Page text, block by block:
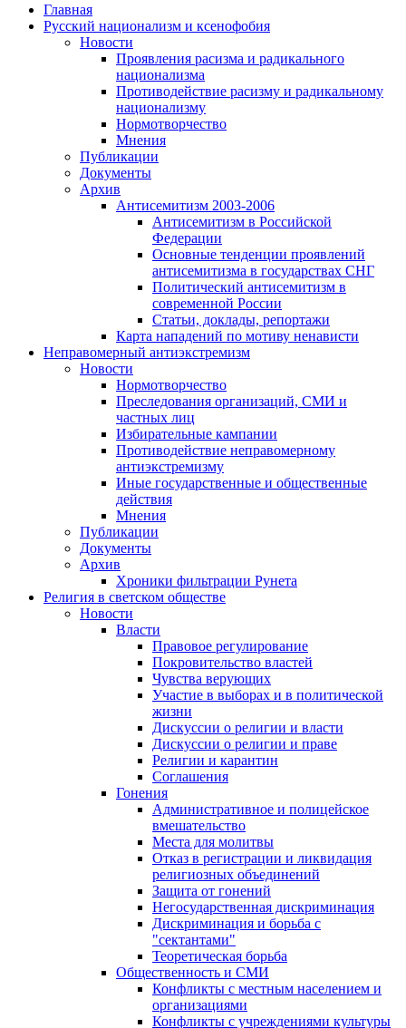
Главная
Русский национализм и ксенофобия
Новости
Проявления расизма и радикального
национализма
Противодействие расизму и радикальному
национализму
Нормотворчество
Мнения
Публикации
Документы
Архив
Антисемитизм 2003-2006
Антисемитизм в Российской
Федерации
Основные тенденции проявлений
антисемитизма в государствах СНГ
Политический антисемитизм в
современной России
Статьи, доклады, репортажи
Карта нападений по мотиву ненависти
Неправомерный антиэкстремизм
Новости
Нормотворчество
Преследования организаций, СМИ и
частных лиц
Избирательные кампании
Противодействие неправомерному
антиэкстремизму
Иные государственные и общественные
действия
Мнения
Публикации
Документы
Архив
Хроники фильтрации Рунета
Религия в светском обществе
Новости
Власти
Правовое регулирование
Покровительство властей
Чувства верующих
Участие в выборах и в политической
жизни
Дискуссии о религии и власти
Дискуссии о религии и праве
Религии и карантин
Соглашения
Гонения
Административное и полицейское
вмешательство
Места для молитвы
Отказ в регистрации и ликвидация
религиозных объединений
Защита от гонений
Негосударственная дискриминация
Дискриминация и борьба с
"сектантами"
Теоретическая борьба
Общественность и СМИ
Конфликты с местным населением и
организациями
Конфликты с учреждениями культуры